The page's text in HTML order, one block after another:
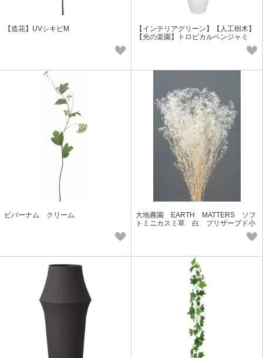
【造花】UVシキビM
【インテリアグリーン】【人工樹木】
【光の楽園】トロピカルベンジャミ
ビバーナム クリーム
大地農園 EARTH MATTERS ソフ
トミニカスミ草 白 プリザーブド小